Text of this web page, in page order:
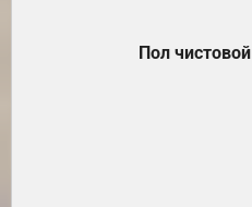
Пол чистовой